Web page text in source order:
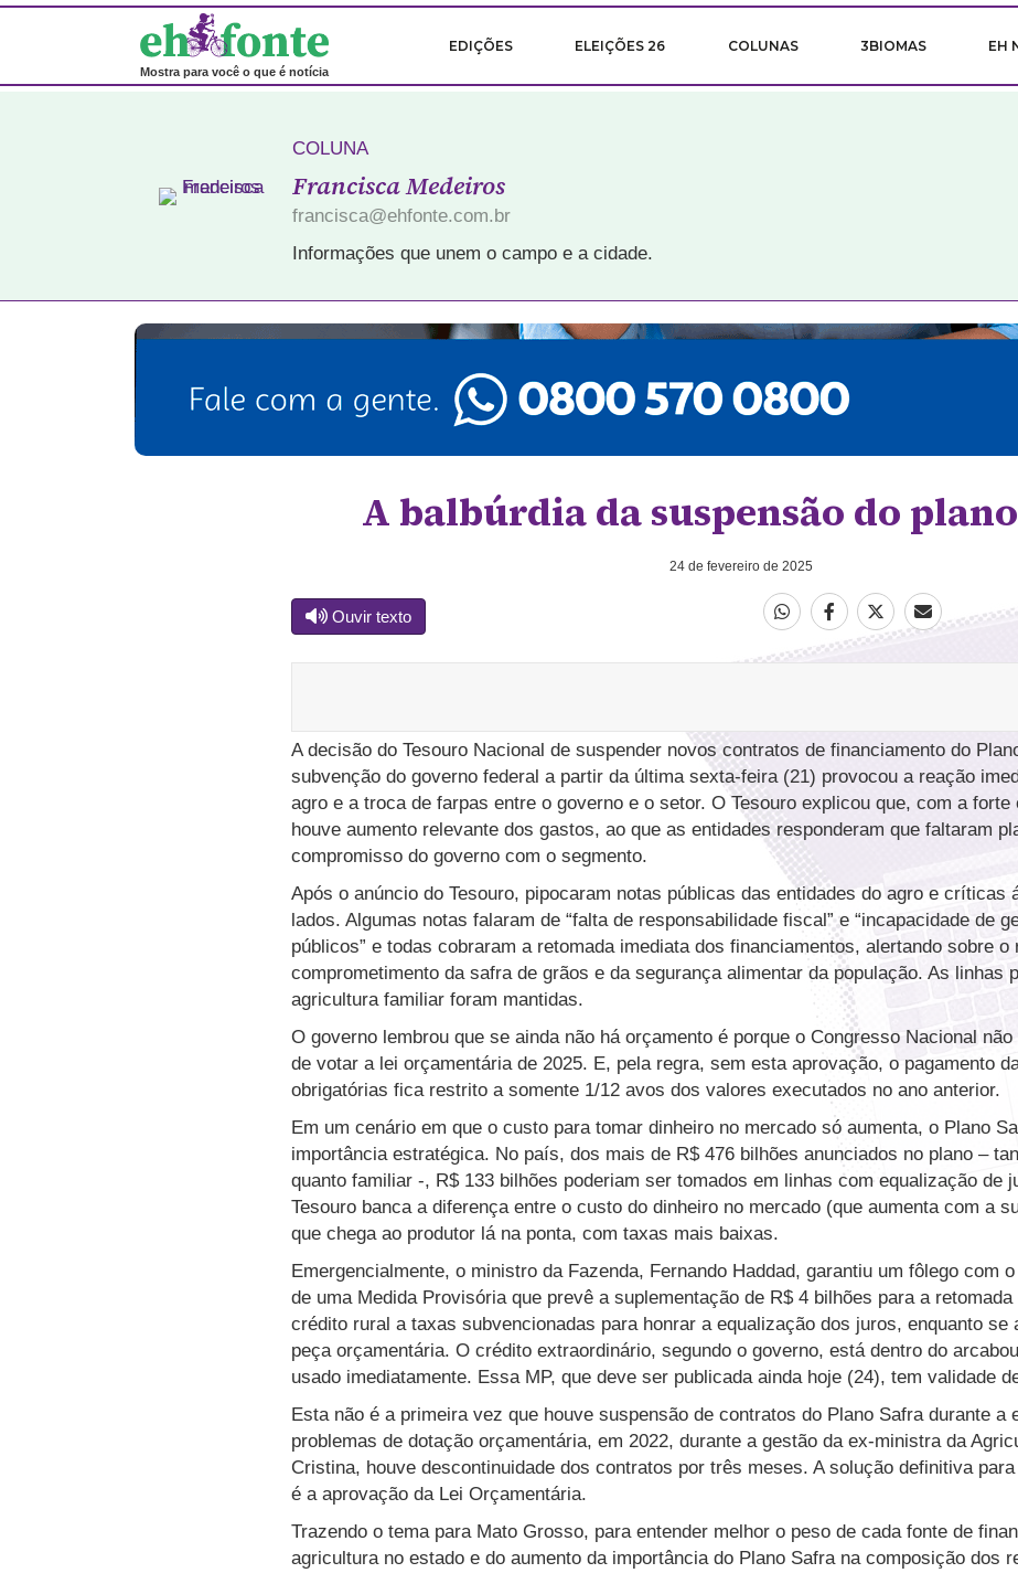
Mostra para você o que é notícia
EDIÇÕES ELEIÇÕES 26 COLUNAS 3BIOMAS EH
COLUNA
Francisca Medeiros
francisca@ehfonte.com.br
Informações que unem o campo e a cidade.
A balbúrdia da suspensão do
24 de fevereiro de 2025
Ouvir texto
A decisão do Tesouro Nacional de suspender novos contratos de financiamento do
subvenção do governo federal a partir da última sexta-feira (21) provocou a reação
agro e a troca de farpas entre o governo e o setor. O Tesouro explicou que, com a forte
houve aumento relevante dos gastos, ao que as entidades responderam que faltaram
compromisso do governo com o segmento.
Após o anúncio do Tesouro, pipocaram notas públicas das entidades do agro e críticas
lados. Algumas notas falaram de “falta de responsabilidade fiscal” e “incapacidade de
públicos” e todas cobraram a retomada imediata dos financiamentos, alertando sobre o
comprometimento da safra de grãos e da segurança alimentar da população. As linhas
agricultura familiar foram mantidas.
O governo lembrou que se ainda não há orçamento é porque o Congresso Nacional
de votar a lei orçamentária de 2025. E, pela regra, sem esta aprovação, o pagamento
obrigatórias fica restrito a somente 1/12 avos dos valores executados no ano anterior.
Em um cenário em que o custo para tomar dinheiro no mercado só aumenta, o Plano
importância estratégica. No país, dos mais de R$ 476 bilhões anunciados no plano –
quanto familiar -, R$ 133 bilhões poderiam ser tomados em linhas com equalização de
Tesouro banca a diferença entre o custo do dinheiro no mercado (que aumenta com a
que chega ao produtor lá na ponta, com taxas mais baixas.
Emergencialmente, o ministro da Fazenda, Fernando Haddad, garantiu um fôlego com
de uma Medida Provisória que prevê a suplementação de R$ 4 bilhões para a
crédito rural a taxas subvencionadas para honrar a equalização dos juros, enquanto se
peça orçamentária. O crédito extraordinário, segundo o governo, está dentro do
usado imediatamente. Essa MP, que deve ser publicada ainda hoje (24), tem validade
Esta não é a primeira vez que houve suspensão de contratos do Plano Safra durante a
problemas de dotação orçamentária, em 2022, durante a gestão da ex-ministra da
Cristina, houve descontinuidade dos contratos por três meses. A solução definitiva
é a aprovação da Lei Orçamentária.
Trazendo o tema para Mato Grosso, para entender melhor o peso de cada fonte de
agricultura no estado e do aumento da importância do Plano Safra na composição dos